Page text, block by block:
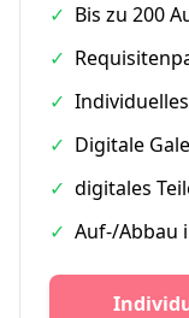
✓ Bis zu 200
✓
✓
✓ Digitale
✓ digitales
✓ Auf-/Abbau